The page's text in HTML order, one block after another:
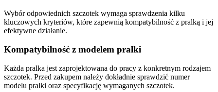
Wybór odpowiednich szczotek wymaga sprawdzenia kilku
kluczowych kryteriów, które zapewnią kompatybilność z pralką i jej
efektywne działanie.
Kompatybilność z modelem pralki
Każda pralka jest zaprojektowana do pracy z konkretnym rodzajem
szczotek. Przed zakupem należy dokładnie sprawdzić numer
modelu pralki oraz specyfikację wymaganych szczotek.